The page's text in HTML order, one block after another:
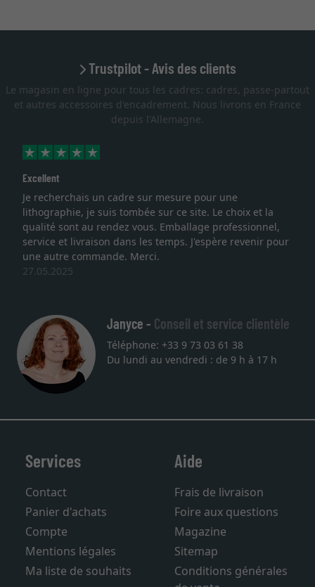
Trustpilot - Avis des clients
Le magasin en ligne pour tous les cadres: cadres, passe-partout
et autres accessoires d'encadrement. Nous livrons en France
depuis l'Allemagne.
Excellent
Je recherchais un cadre sur mesure pour une
lithographie, je suis tombée sur ce site. Le choix et la
qualité sont au rendez vous. Emballage professionnel,
service et livraison dans les temps. J'espère revenir pour
une autre commande. Merci.
27.05.2025
Janyce - Conseil et service clientèle
Téléphone: +33 9 73 03 61 38
Du lundi au vendredi : de 9 h à 17 h
Services
Contact
Panier d'achats
Compte
Mentions légales
Ma liste de souhaits
Aide
Frais de livraison
Foire aux questions
Magazine
Sitemap
Conditions générales